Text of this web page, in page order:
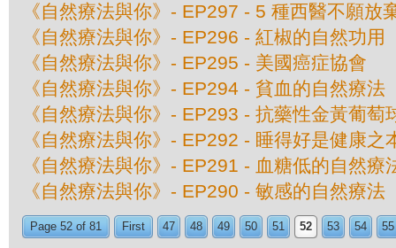
《自然療法與你》- EP297 - 5 種西醫不願放
《自然療法與你》- EP296 - 紅椒的自然功用
《自然療法與你》- EP295 - 美國癌症協會
《自然療法與你》- EP294 - 貧血的自然療法
《自然療法與你》- EP293 - 抗藥性金黃葡萄
《自然療法與你》- EP292 - 睡得好是健康之
《自然療法與你》- EP291 - 血糖低的自然療
《自然療法與你》- EP290 - 敏感的自然療法
Page 52 of 81 First 47 48 49 50 51 52 53 54 55